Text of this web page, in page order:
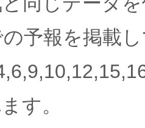
予報を掲載
す。